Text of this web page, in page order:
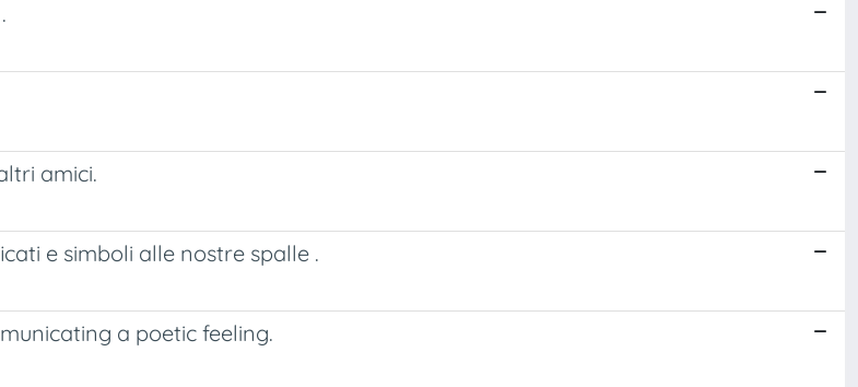
amici.
e simboli alle nostre spalle .
a poetic feeling.